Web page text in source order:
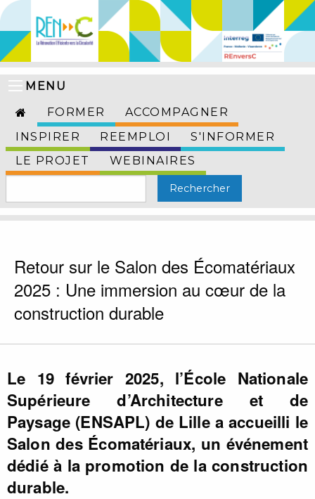
MENU
FORMER
ACCOMPAGNER
INSPIRER
REEMPLOI
S'INFORMER
LE PROJET
WEBINAIRES
Retour sur le Salon des Écomatériaux
2025 : Une immersion au cœur de la
construction durable
Le 19 février 2025, l’École Nationale
Supérieure d’Architecture et de
Paysage (ENSAPL) de Lille a accueilli le
Salon des Écomatériaux, un événement
dédié à la promotion de la construction
durable.